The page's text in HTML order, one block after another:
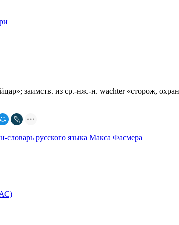
заимств. из ср.-нж.-н. wachter «сторож,
словарь русского языка Макса Фасмера